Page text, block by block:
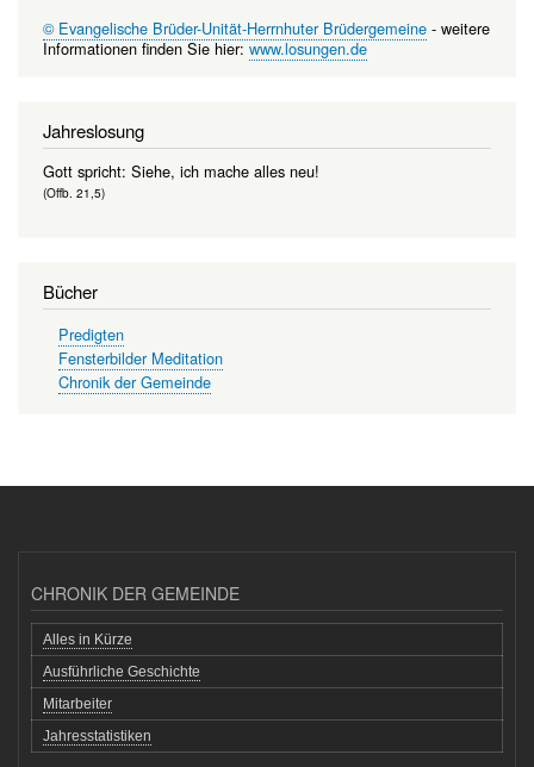
© Evangelische Brüder-Unität-Herrnhuter Brüdergemeine - weitere
Informationen finden Sie hier:www.losungen.de
Jahreslosung
Gott spricht: Siehe, ich mache alles neu!
(Offb. 21,5)
Bücher
Predigten
Fensterbilder Meditation
Chronik der Gemeinde
CHRONIK DER GEMEINDE
Alles in Kürze
Ausführliche Geschichte
Mitarbeiter
Jahresstatistiken